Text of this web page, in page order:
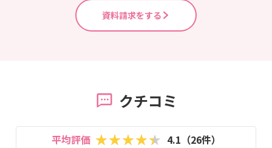
資料請求をする
クチコミ
平均評価 4.1（26件）